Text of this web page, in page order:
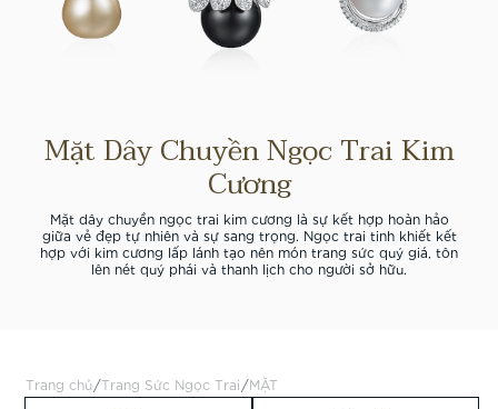
Mặt Dây Chuyền Ngọc Trai Kim
Cương
Mặt dây chuyền ngọc trai kim cương là sự kết hợp hoàn hảo
giữa vẻ đẹp tự nhiên và sự sang trọng. Ngọc trai tinh khiết kết
hợp với kim cương lấp lánh tạo nên món trang sức quý giá, tôn
lên nét quý phái và thanh lịch cho người sở hữu.
Trang chủ/Trang Sức Ngọc Trai /MẶT